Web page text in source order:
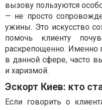
вызову пользуются
— не просто
ужины. Это искусство
помочь клиенту
раскрепощенно.
в данной сфере, часто
и харизмой.
Эскорт Киев: кто
Если говорить о